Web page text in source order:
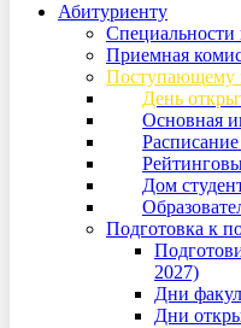
Абитуриенту
Специальности
Приемная
Поступающему
День
Основная
Дом
Подготовка к
2027)
Дни
Дни